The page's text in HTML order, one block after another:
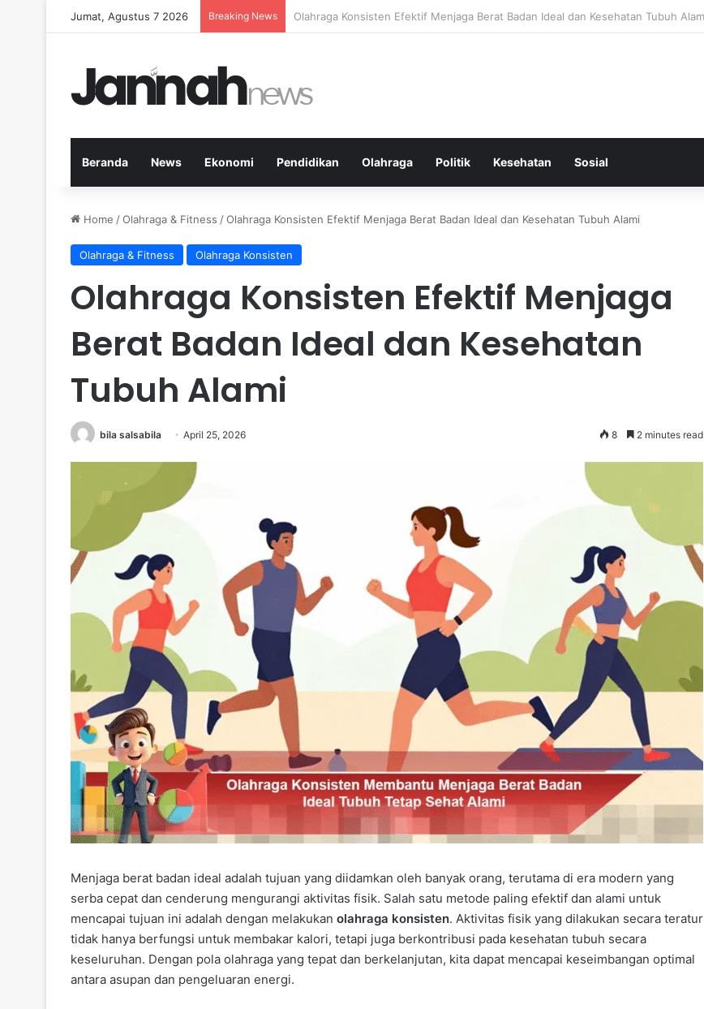
Jumat, Agustus 7 2026 Breaking News 5 Buah Terbaik untuk Diet yang Efektif Membakar Kalori dengan Lebih Cepat
Beranda News Ekonomi Pendidikan Olahraga Politik Kesehatan Sosial
Home /Olahraga & Fitness /Olahraga Konsisten Efektif Menjaga Berat Badan Ideal dan Kesehatan Tubuh Alami
Olahraga & Fitness Olahraga Konsisten
Olahraga Konsisten Efektif Menjaga
Berat Badan Ideal dan Kesehatan
Tubuh Alami
bila salsabila April 25, 2026 8 2 minutes read
Menjaga berat badan ideal adalah tujuan yang diidamkan oleh banyak orang, terutama di era modern yang
serba cepat dan cenderung mengurangi aktivitas fisik. Salah satu metode paling efektif dan alami untuk
mencapai tujuan ini adalah dengan melakukan olahraga konsisten. Aktivitas fisik yang dilakukan secara teratur
tidak hanya berfungsi untuk membakar kalori, tetapi juga berkontribusi pada kesehatan tubuh secara
keseluruhan. Dengan pola olahraga yang tepat dan berkelanjutan, kita dapat mencapai keseimbangan optimal
antara asupan dan pengeluaran energi.